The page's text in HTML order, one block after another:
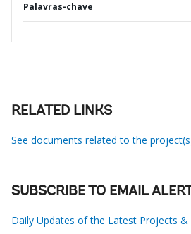
Palavras-chave
RELATED LINKS
See documents related to the
SUBSCRIBE TO EMAIL
Daily Updates of the Latest Projects